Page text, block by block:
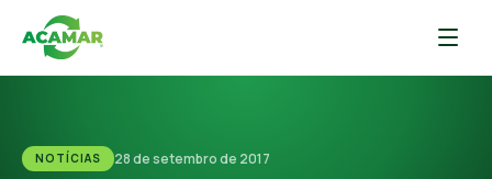
NOTÍCIAS 28 de setembro de 2017